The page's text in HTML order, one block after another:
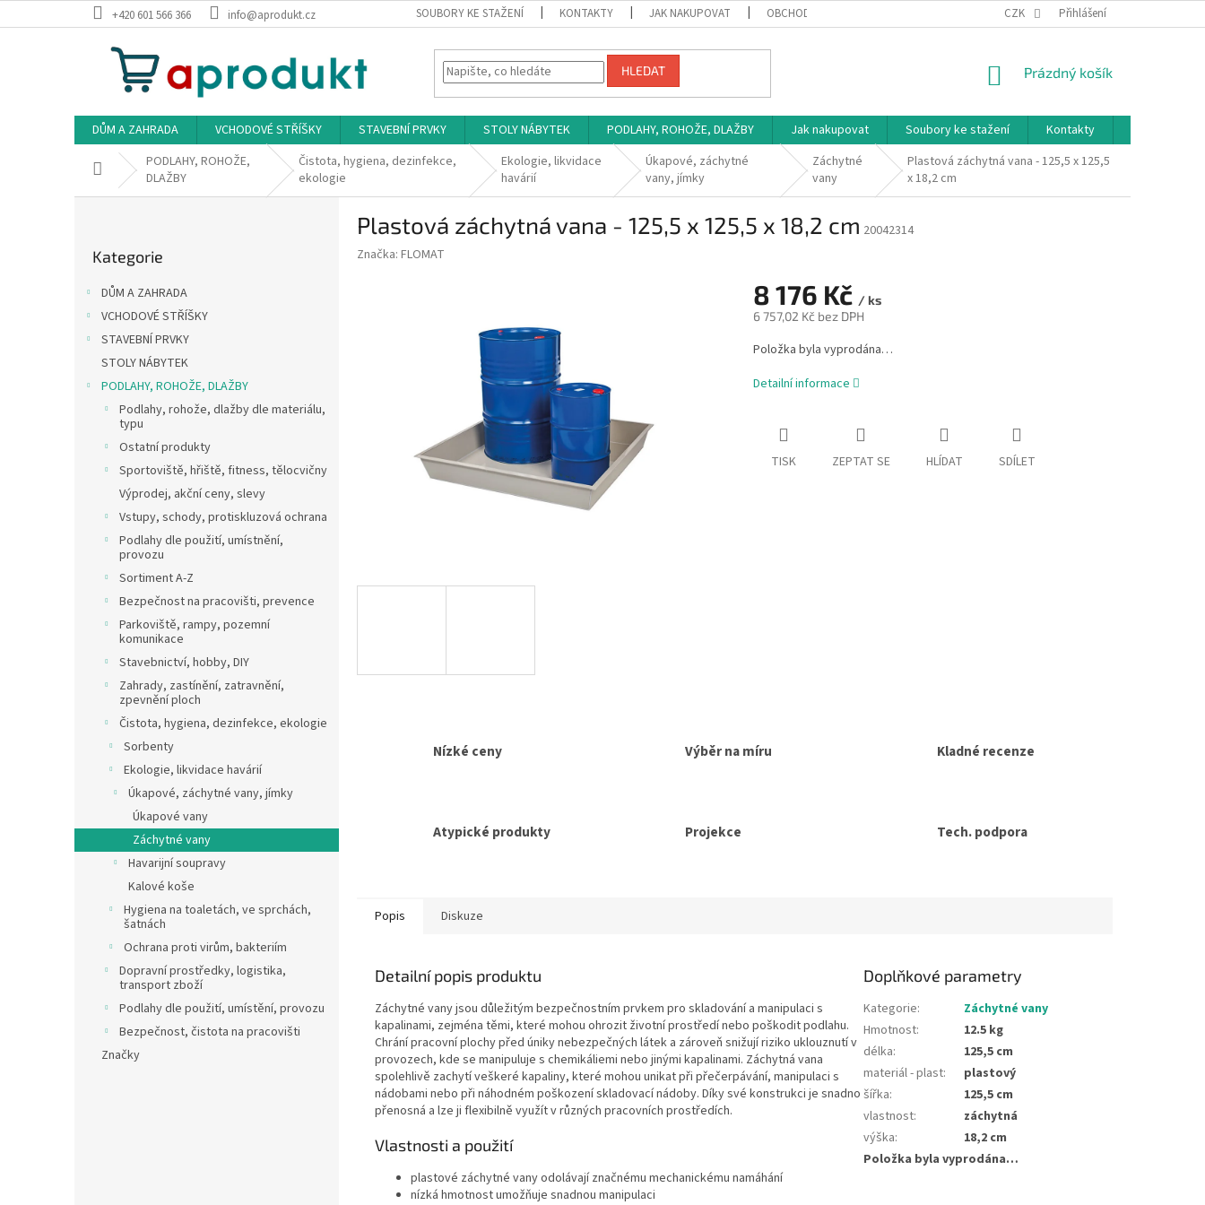
na
+420 601 566 366 info@aprodukt.cz SOUBORY KE STAŽENÍ KONTAKTY JAK NAKUPOVAT OBCHODNÍ PODMÍNKY PODMÍNKY OCHRANY OSOBNÍCH ÚDAJŮ
CZK Přihlášení
HLEDAT
NÁKUPNÍ
Prázdný košík
DŮM A ZAHRADA VCHODOVÉ STŘÍŠKY STAVEBNÍ PRVKY STOLY NÁBYTEK PODLAHY, ROHOŽE, DLAŽBY Jak nakupovat Soubory ke stažení Kontakty
Domů PODLAHY, ROHOŽE,
DLAŽBY
Čistota, hygiena, dezinfekce,
ekologie
Ekologie, likvidace
havárií
Úkapové, záchytné
vany, jímky
Záchytné
vany
Plastová záchytná vana - 125,5 x 125,5
x 18,2 cm
kategorie
Kategorie
DŮM A ZAHRADA
VCHODOVÉ STŘÍŠKY
STAVEBNÍ PRVKY
STOLY NÁBYTEK
PODLAHY, ROHOŽE, DLAŽBY
Podlahy, rohože, dlažby dle materiálu,
typu
Ostatní produkty
Sportoviště, hřiště, fitness, tělocvičny
Výprodej, akční ceny, slevy
Vstupy, schody, protiskluzová ochrana
Podlahy dle použití, umístnění,
provozu
Sortiment A-Z
Bezpečnost na pracovišti, prevence
Parkoviště, rampy, pozemní
komunikace
Stavebnictví, hobby, DIY
Zahrady, zastínění, zatravnění,
zpevnění ploch
Čistota, hygiena, dezinfekce, ekologie
Sorbenty
Ekologie, likvidace havárií
Úkapové, záchytné vany, jímky
Úkapové vany
Záchytné vany
Havarijní soupravy
Kalové koše
Hygiena na toaletách, ve sprchách,
šatnách
Ochrana proti virům, bakteriím
Dopravní prostředky, logistika,
transport zboží
Podlahy dle použití, umístění, provozu
Bezpečnost, čistota na pracovišti
Značky
Plastová záchytná vana - 125,5 x 125,5 x 18,2 cm 20042314
Značka: FLOMAT
8 176 Kč / ks
6 757,02 Kč bez DPH
Měrná
cena:
Položka byla vyprodána…
Detailní informace
TISK ZEPTAT SE HLÍDAT SDÍLET
Nízké ceny Výběr na míru Kladné recenze
Atypické produkty Projekce Tech. podpora
Popis Diskuze
Detailní popis produktu
Záchytné vany jsou důležitým bezpečnostním prvkem pro skladování a manipulaci s
kapalinami, zejména těmi, které mohou ohrozit životní prostředí nebo poškodit podlahu.
Chrání pracovní plochy před úniky nebezpečných látek a zároveň snižují riziko uklouznutí v
provozech, kde se manipuluje s chemikáliemi nebo jinými kapalinami. Záchytná vana
spolehlivě zachytí veškeré kapaliny, které mohou unikat při přečerpávání, manipulaci s
nádobami nebo při náhodném poškození skladovací nádoby. Díky své konstrukci je snadno
přenosná a lze ji flexibilně využít v různých pracovních prostředích.
Vlastnosti a použití
plastové záchytné vany odolávají značnému mechanickému namáhání
nízká hmotnost umožňuje snadnou manipulaci
Doplňkové parametry
Kategorie:
Záchytné vany
Hmotnost:
12.5 kg
délka:
125,5 cm
materiál - plast:
plastový
šířka:
125,5 cm
vlastnost:
záchytná
výška:
18,2 cm
Položka byla vyprodána…